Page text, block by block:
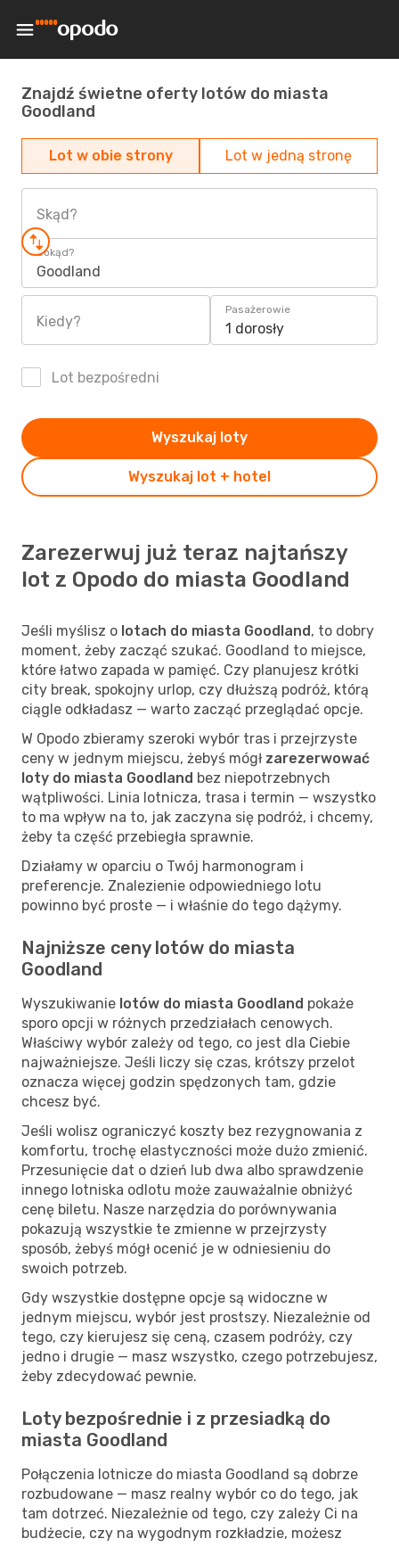
Znajdź świetne oferty lotów do miasta
Goodland
Lot w obie strony Lot w jedną stronę
Skąd?
Dokąd?
Goodland
Kiedy?
Pasażerowie
1 dorosły
Lot bezpośredni
Wyszukaj lot + hotel
Wyszukaj loty
Zarezerwuj już teraz najtańszy
lot z Opodo do miasta Goodland
Jeśli myślisz o lotach do miasta Goodland, to dobry
moment, żeby zacząć szukać. Goodland to miejsce,
które łatwo zapada w pamięć. Czy planujesz krótki
city break, spokojny urlop, czy dłuższą podróż, którą
ciągle odkładasz — warto zacząć przeglądać opcje.
W Opodo zbieramy szeroki wybór tras i przejrzyste
ceny w jednym miejscu, żebyś mógł zarezerwować
loty do miasta Goodland bez niepotrzebnych
wątpliwości. Linia lotnicza, trasa i termin — wszystko
to ma wpływ na to, jak zaczyna się podróż, i chcemy,
żeby ta część przebiegła sprawnie.
Działamy w oparciu o Twój harmonogram i
preferencje. Znalezienie odpowiedniego lotu
powinno być proste — i właśnie do tego dążymy.
Najniższe ceny lotów do miasta
Goodland
Wyszukiwanie lotów do miasta Goodland pokaże
sporo opcji w różnych przedziałach cenowych.
Właściwy wybór zależy od tego, co jest dla Ciebie
najważniejsze. Jeśli liczy się czas, krótszy przelot
oznacza więcej godzin spędzonych tam, gdzie
chcesz być.
Jeśli wolisz ograniczyć koszty bez rezygnowania z
komfortu, trochę elastyczności może dużo zmienić.
Przesunięcie dat o dzień lub dwa albo sprawdzenie
innego lotniska odlotu może zauważalnie obniżyć
cenę biletu. Nasze narzędzia do porównywania
pokazują wszystkie te zmienne w przejrzysty
sposób, żebyś mógł ocenić je w odniesieniu do
swoich potrzeb.
Gdy wszystkie dostępne opcje są widoczne w
jednym miejscu, wybór jest prostszy. Niezależnie od
tego, czy kierujesz się ceną, czasem podróży, czy
jedno i drugie — masz wszystko, czego potrzebujesz,
żeby zdecydować pewnie.
Loty bezpośrednie i z przesiadką do
miasta Goodland
Połączenia lotnicze do miasta Goodland są dobrze
rozbudowane — masz realny wybór co do tego, jak
tam dotrzeć. Niezależnie od tego, czy zależy Ci na
budżecie, czy na wygodnym rozkładzie, możesz